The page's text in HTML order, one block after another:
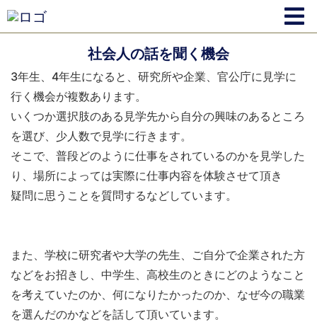
社会人の話を聞く機会
3年生、4年生になると、研究所や企業、官公庁に見学に
行く機会が複数あります。
いくつか選択肢のある見学先から自分の興味のあるところ
を選び、少人数で見学に行きます。
そこで、普段どのように仕事をされているのかを見学した
り、場所によっては実際に仕事内容を体験させて頂き
疑問に思うことを質問するなどしています。
また、学校に研究者や大学の先生、ご自分で企業された方
などをお招きし、中学生、高校生のときにどのようなこと
を考えていたのか、何になりたかったのか、なぜ今の職業
を選んだのかなどを話して頂いています。